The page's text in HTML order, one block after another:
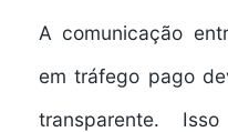
A comunicação
em tráfego pago
transparente.